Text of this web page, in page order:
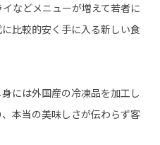
などメニューが増えて若者に
比較的安く手に入る新しい食
には外国産の冷凍品を加工し
本当の美味しさが伝わらず客